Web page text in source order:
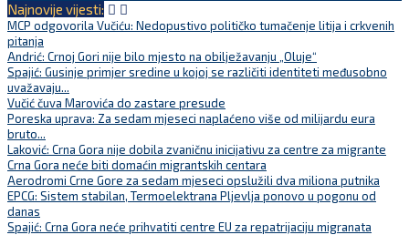
Najnovije vijesti:
MCP odgovorila Vučiću: Nedopustivo političko tumačenje litija i crkvenih
pitanja
Andrić: Crnoj Gori nije bilo mjesto na obilježavanju „Oluje“
Spajić: Gusinje primjer sredine u kojoj se različiti identiteti međusobno
uvažavaju...
Vučić čuva Marovića do zastare presude
Poreska uprava: Za sedam mjeseci naplaćeno više od milijardu eura
bruto...
Laković: Crna Gora nije dobila zvaničnu inicijativu za centre za migrante
Crna Gora neće biti domaćin migrantskih centara
Aerodromi Crne Gore za sedam mjeseci opslužili dva miliona putnika
EPCG: Sistem stabilan, Termoelektrana Pljevlja ponovo u pogonu od
danas
Spajić: Crna Gora neće prihvatiti centre EU za repatrijaciju migranata